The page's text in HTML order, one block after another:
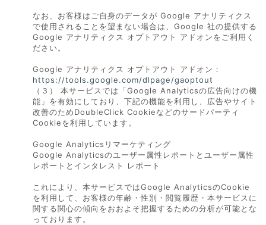
なお、お客様はご自身のデータが Google アナリティクス
で使用されることを望まない場合は、Google 社の提供する
Google アナリティクス オプトアウト アドオンをご利用く
ださい。
Google アナリティクス オプトアウト アドオン：
https://tools.google.com/dlpage/gaoptout
（３） 本サービスでは「Google Analyticsの広告向けの機
能」を有効にしており、下記の機能を利用し、広告やサイト
改善のためDoubleClick Cookieなどのサードパーティ
Cookieを利用しています。
Google Analyticsリマーケティング
Google Analyticsのユーザー属性レポートとユーザー属性
レポートとインタレスト レポート
これにより、本サービスではGoogle AnalyticsのCookie
を利用して、お客様の年齢・性別・閲覧履歴・本サービスに
関する関心の傾向をおおよそ把握するための分析が可能とな
っております。